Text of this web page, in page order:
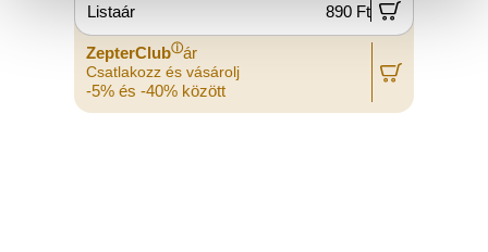
Listaár 890 Ft
ZepterClubⓘár
Csatlakozz és vásárolj
-5% és -40% között